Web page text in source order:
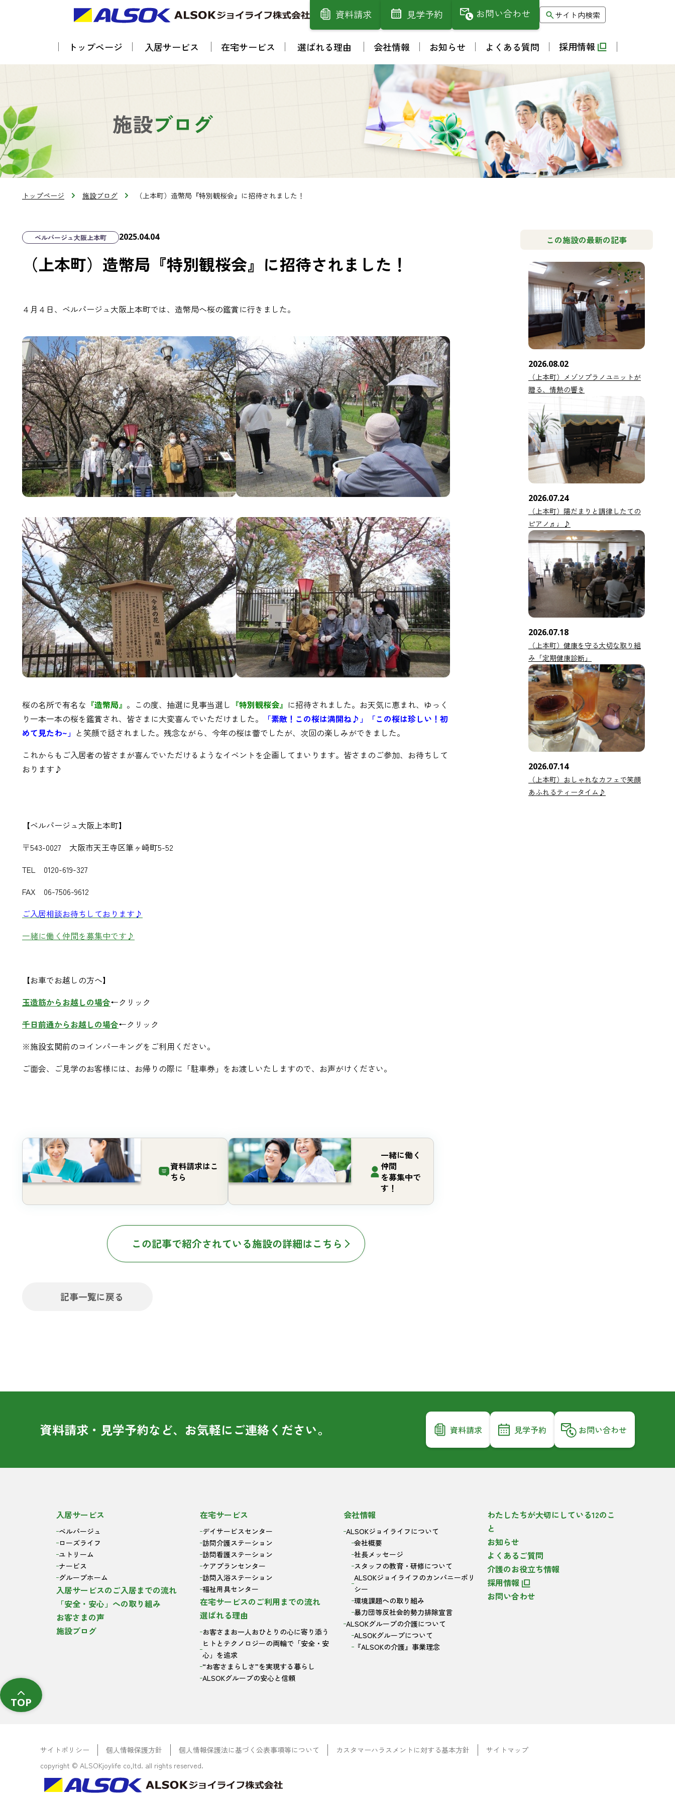
資料請求 見学予約 お問い合わせ サイト内検索
トップページ 入居サービス 在宅サービス 選ばれる理由 会社情報 お知らせ よくある質問 採用情報
施設ブログ
トップページ 施設ブログ （上本町）造幣局『特別観桜会』に招待されました！
ベルパージュ大阪上本町 2025.04.04
（上本町）造幣局『特別観桜会』に招待されました！
４月４日、ベルパージュ大阪上本町では、造幣局へ桜の鑑賞に行きました。
桜の名所で有名な 『造幣局』 。この度、抽選に見事当選し 『特別観桜会』 に招待されました。お天気に恵まれ、ゆっく
り一本一本の桜を鑑賞され、皆さまに大変喜んでいただけました。
「素敵！この桜は満開ね♪」「この桜は珍しい！初
めて見たわ~」 と笑顔で話されました。残念ながら、今年の桜は蕾でしたが、次回の楽しみができました。
これからもご入居者の皆さまが喜んでいただけるようなイベントを企画してまいります。皆さまのご参加、お待ちして
おります♪
【ベルパージュ大阪上本町】
〒543-0027 大阪市天王寺区筆ヶ崎町5-52
TEL 0120-619-327
FAX 06-7506-9612
ご入居相談お待ちしております♪
一緒に働く仲間を募集中です♪
【お車でお越しの方へ】
玉造筋からお越しの場合←クリック
千日前通からお越しの場合←クリック
※施設玄関前のコインパーキングをご利用ください。
ご面会、ご見学のお客様には、お帰りの際に「駐車券」をお渡しいたしますので、お声がけください。
資料請求はこ
ちら
一緒に働く
仲間
を募集中で
す！
この記事で紹介されている施設の詳細はこちら
記事一覧に戻る
この施設の最新の記事
2026.08.02
（上本町）メゾソプラノユニットが
贈る、情熱の響き
2026.07.24
（上本町）陽だまりと調律したての
ピアノ♬♩♪
2026.07.18
（上本町）健康を守る大切な取り組
み「定期健康診断」
2026.07.14
（上本町）おしゃれなカフェで笑顔
あふれるティータイム♪
資料請求・見学予約など、お気軽に ご連絡ください。 資料請求 見学予約 お問い合わせ
入居サービス
ベルパージュ
ローズライフ
ユトリーム
ナービス
グループホーム
入居サービスのご入居までの流れ
「安全・安心」への取り組み
お客さまの声
施設ブログ
在宅サービス
デイサービスセンター
訪問介護ステーション
訪問看護ステーション
ケアプランセンター
訪問入浴ステーション
福祉用具センター
在宅サービスのご利用までの流れ
選ばれる理由
お客さまお一人おひとりの心に寄り添う
ヒトとテクノロジーの両輪で「安全・安
心」を追求
“お客さまらしさ”を実現する暮らし
ALSOKグループの安心と信頼
会社情報
ALSOKジョイライフについて
会社概要
社長メッセージ
スタッフの教育・研修について
ALSOKジョイライフのカンパニーポリ
シー
環境課題への取り組み
暴力団等反社会的勢力排除宣言
ALSOKグループの介護について
ALSOKグループについて
『ALSOKの介護』事業理念
わたしたちが大切にしている12のこ
と
お知らせ
よくあるご質問
介護のお役立ち情報
採用情報
お問い合わせ
TOP
サイトポリシー 個人情報保護方針 個人情報保護法に基づく公表事項等について カスタマーハラスメントに対する基本方針
サイトマップ
copyright © ALSOKjoylife co,ltd. all rights reserved.